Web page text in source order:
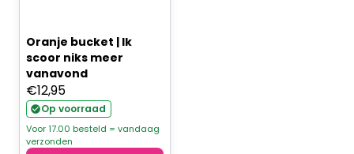
Oranje bucket | Ik
scoor niks meer
vanavond
€12,95
Op voorraad
Voor 17.00 besteld = vandaag
verzonden